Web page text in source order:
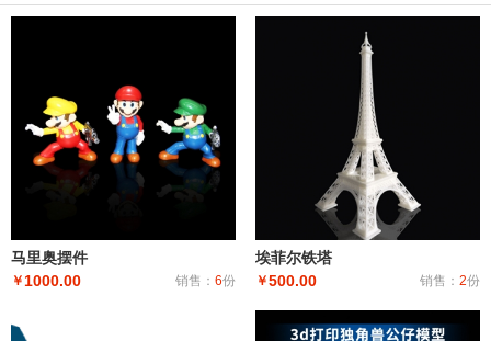
马里奥摆件
￥1000.00 销售： 6份
埃菲尔铁塔
￥500.00 销售： 2份